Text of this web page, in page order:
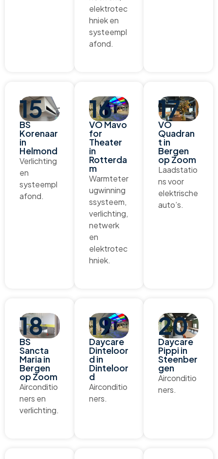
elektrotec
hniek en
systeempl
afond.
15
BS
Korenaar
in
Helmond
Verlichting
en
systeempl
afond.
16
VO Mavo
for
Theater
in
Rotterda
m
Warmteter
ugwinning
ssysteem,
verlichting,
netwerk
en
elektrotec
hniek.
17
VO
Quadran
t in
Bergen
op Zoom
Laadstatio
ns voor
elektrische
auto’s.
18
BS
Sancta
Maria in
Bergen
op Zoom
Airconditio
ners en
verlichting.
19
Daycare
Dinteloor
d in
Dinteloor
d
Airconditio
ners.
20
Daycare
Pippi in
Steenber
gen
Airconditio
ners.